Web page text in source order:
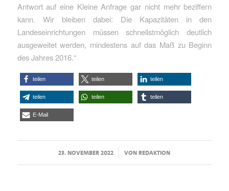
Antwort auf eine Kleine Anfrage gar nicht mehr beziffern
kann. Wir bleiben dabei: Die Kapazitäten in den
Landeseinrichtungen müssen schnellstmöglich deutlich
ausgeweitet werden, mindestens auf das Maß zu Beginn
des Jahres 2016.“
teilen teilen teilen
teilen teilen teilen
E-Mail
23. NOVEMBER 2022
/ VONREDAKTION